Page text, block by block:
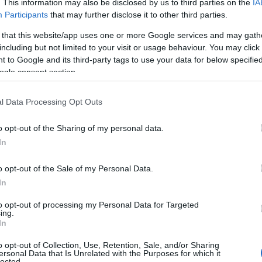
This information may also be disclosed by us to third parties on the
Participants that may further disclose it to other third parties.
that this website/app uses one or more Google services and may
but not limited to your visit or usage behaviour. You may
to Google and its third-party tags to use your data for below
consent section.
Data Processing Opt Outs
opt-out of the Sharing of my personal data.
opt-out of the Sale of my Personal Data.
opt-out of processing my Personal Data for Targeted
opt-out of Collection, Use, Retention, Sale, and/or Sharing
Data that Is Unrelated with the Purposes for which it
στα παιδιά δεν περιορίζεται πλέον
ολοένα και συχνότερα εκτός
καταγράφονται σε πλατείες, γειτονιές
Σύμβουλος για θέματα
Στερεάς Ελλάδας, Βαγγέλης Χαϊνάς,
να σταθούν στο ύψος των περιστάσεων.
απαιτεί συλλογική ευθύνη
τους μεταλλάσσονται και τα φαινόμενα
υπογραμμίζοντας ότι ακόμη και τα
συνεχώς νέες μορφές, από τα
της τεχνολογίας.